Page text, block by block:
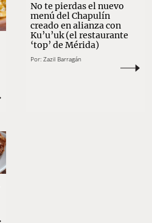
No te pierdas el nuevo
menú del Chapulín
creado en alianza con
Ku’u’uk (el restaurante
‘top’ de Mérida)
Por: Zazil Barragán